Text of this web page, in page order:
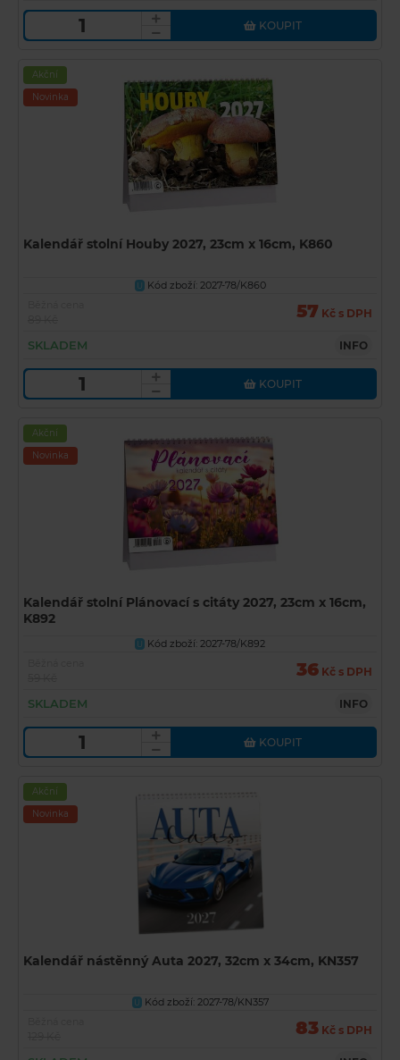
KOUPIT
Akční
Novinka
Kalendář stolní Houby 2027, 23cm x 16cm, K860
U Kód zboží: 2027-78/K860
57 Kč s DPH
SKLADEM INFO
KOUPIT
Akční
Novinka
Kalendář stolní Plánovací s citáty 2027, 23cm x 16cm,
K892
U
Kód zboží: 2027-78/K892
36 Kč s DPH
SKLADEM INFO
KOUPIT
Akční
Novinka
Kalendář nástěnný Auta 2027, 32cm x 34cm, KN357
U Kód zboží: 2027-78/KN357
83 Kč s DPH